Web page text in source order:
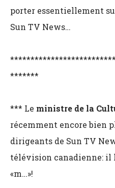
porter essentiellement
Sun TV News…
*******
*** Le ministre de la
récemment encore bien
dirigeants de Sun TV
télévision canadienne: il
«m…»!